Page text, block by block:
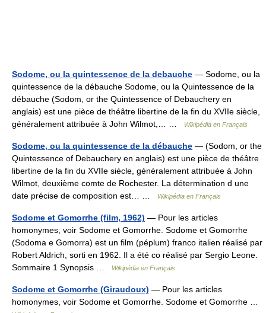
Sodome, ou la quintessence de la debauche — Sodome, ou la
quintessence de la débauche Sodome, ou la Quintessence de la
débauche (Sodom, or the Quintessence of Debauchery en
anglais) est une pièce de théâtre libertine de la fin du XVIIe siècle,
généralement attribuée à John Wilmot,… …
Wikipédia en Français
Sodome, ou la quintessence de la débauche — (Sodom, or the
Quintessence of Debauchery en anglais) est une pièce de théâtre
libertine de la fin du XVIIe siècle, généralement attribuée à John
Wilmot, deuxième comte de Rochester. La détermination d une
date précise de composition est… …
Wikipédia en Français
Sodome et Gomorrhe (film, 1962) — Pour les articles
homonymes, voir Sodome et Gomorrhe. Sodome et Gomorrhe
(Sodoma e Gomorra) est un film (péplum) franco italien réalisé par
Robert Aldrich, sorti en 1962. Il a été co réalisé par Sergio Leone.
Sommaire 1 Synopsis …
Wikipédia en Français
Sodome et Gomorrhe (Giraudoux) — Pour les articles
homonymes, voir Sodome et Gomorrhe. Sodome et Gomorrhe …